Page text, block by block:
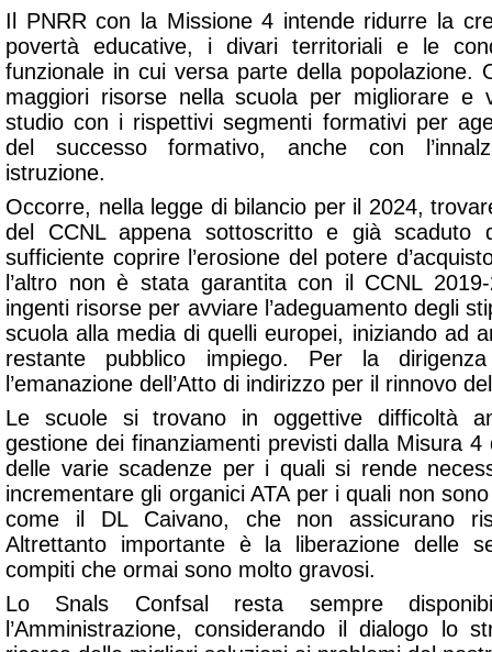
Il PNRR con la Missione 4 intende ridurre la
povertà educative, i divari territoriali e le
funzionale in cui versa parte della popolazione.
maggiori risorse nella scuola per migliorare e
studio con i rispettivi segmenti formativi per
del successo formativo, anche con
istruzione.
Occorre, nella legge di bilancio per il 2024,
del CCNL appena sottoscritto e già scaduto
sufficiente coprire l’erosione del potere
l’altro non è stata garantita con il CCNL
ingenti risorse per avviare l’adeguamento degli
scuola alla media di quelli europei, iniziando ad
restante pubblico impiego. Per la
l’emanazione dell’Atto di indirizzo per il rinnovo
Le scuole si trovano in oggettive difficoltà
gestione dei finanziamenti previsti dalla Misura
delle varie scadenze per i quali si rende
incrementare gli organici ATA per i quali non
come il DL Caivano, che non assicurano
Altrettanto importante è la liberazione delle
compiti che ormai sono molto gravosi.
Lo Snals Confsal resta sempre
l’Amministrazione, considerando il dialogo lo